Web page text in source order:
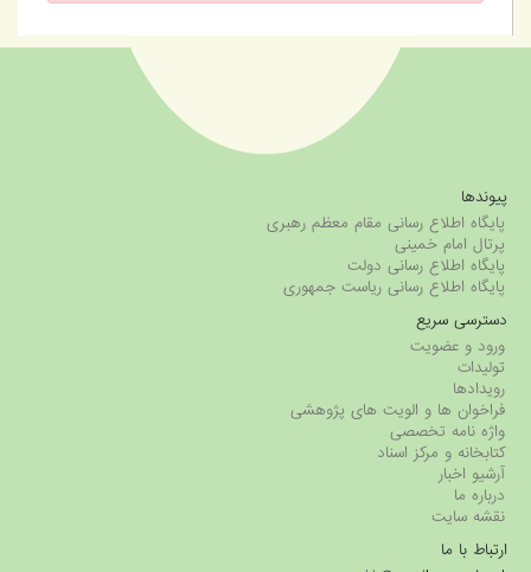
پیوندها
پایگاه اطلاع رسانی مقام معظم رهبری
پرتال امام خمینی
پایگاه اطلاع رسانی دولت
پایگاه اطلاع رسانی ریاست جمهوری
دسترسی سریع
ورود و عضویت
تولیدات
رویدادها
فراخوان ها و الویت های پژوهشی
واژه نامه تخصصی
کتابخانه و مرکز اسناد
آرشیو اخبار
درباره ما
نقشه سایت
ارتباط با ما